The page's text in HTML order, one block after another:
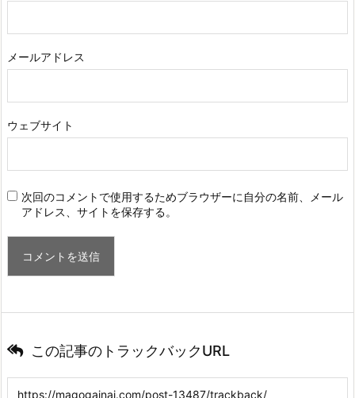
メールアドレス
ウェブサイト
次回のコメントで使用するためブラウザーに自分の名前、メール
アドレス、サイトを保存する。
この記事のトラックバックURL